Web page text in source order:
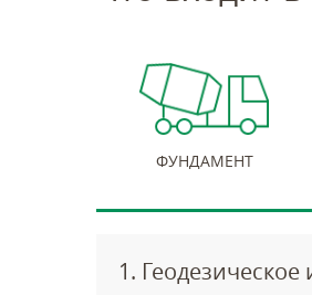
ФУНДАМЕНТ
1. Геодезическое